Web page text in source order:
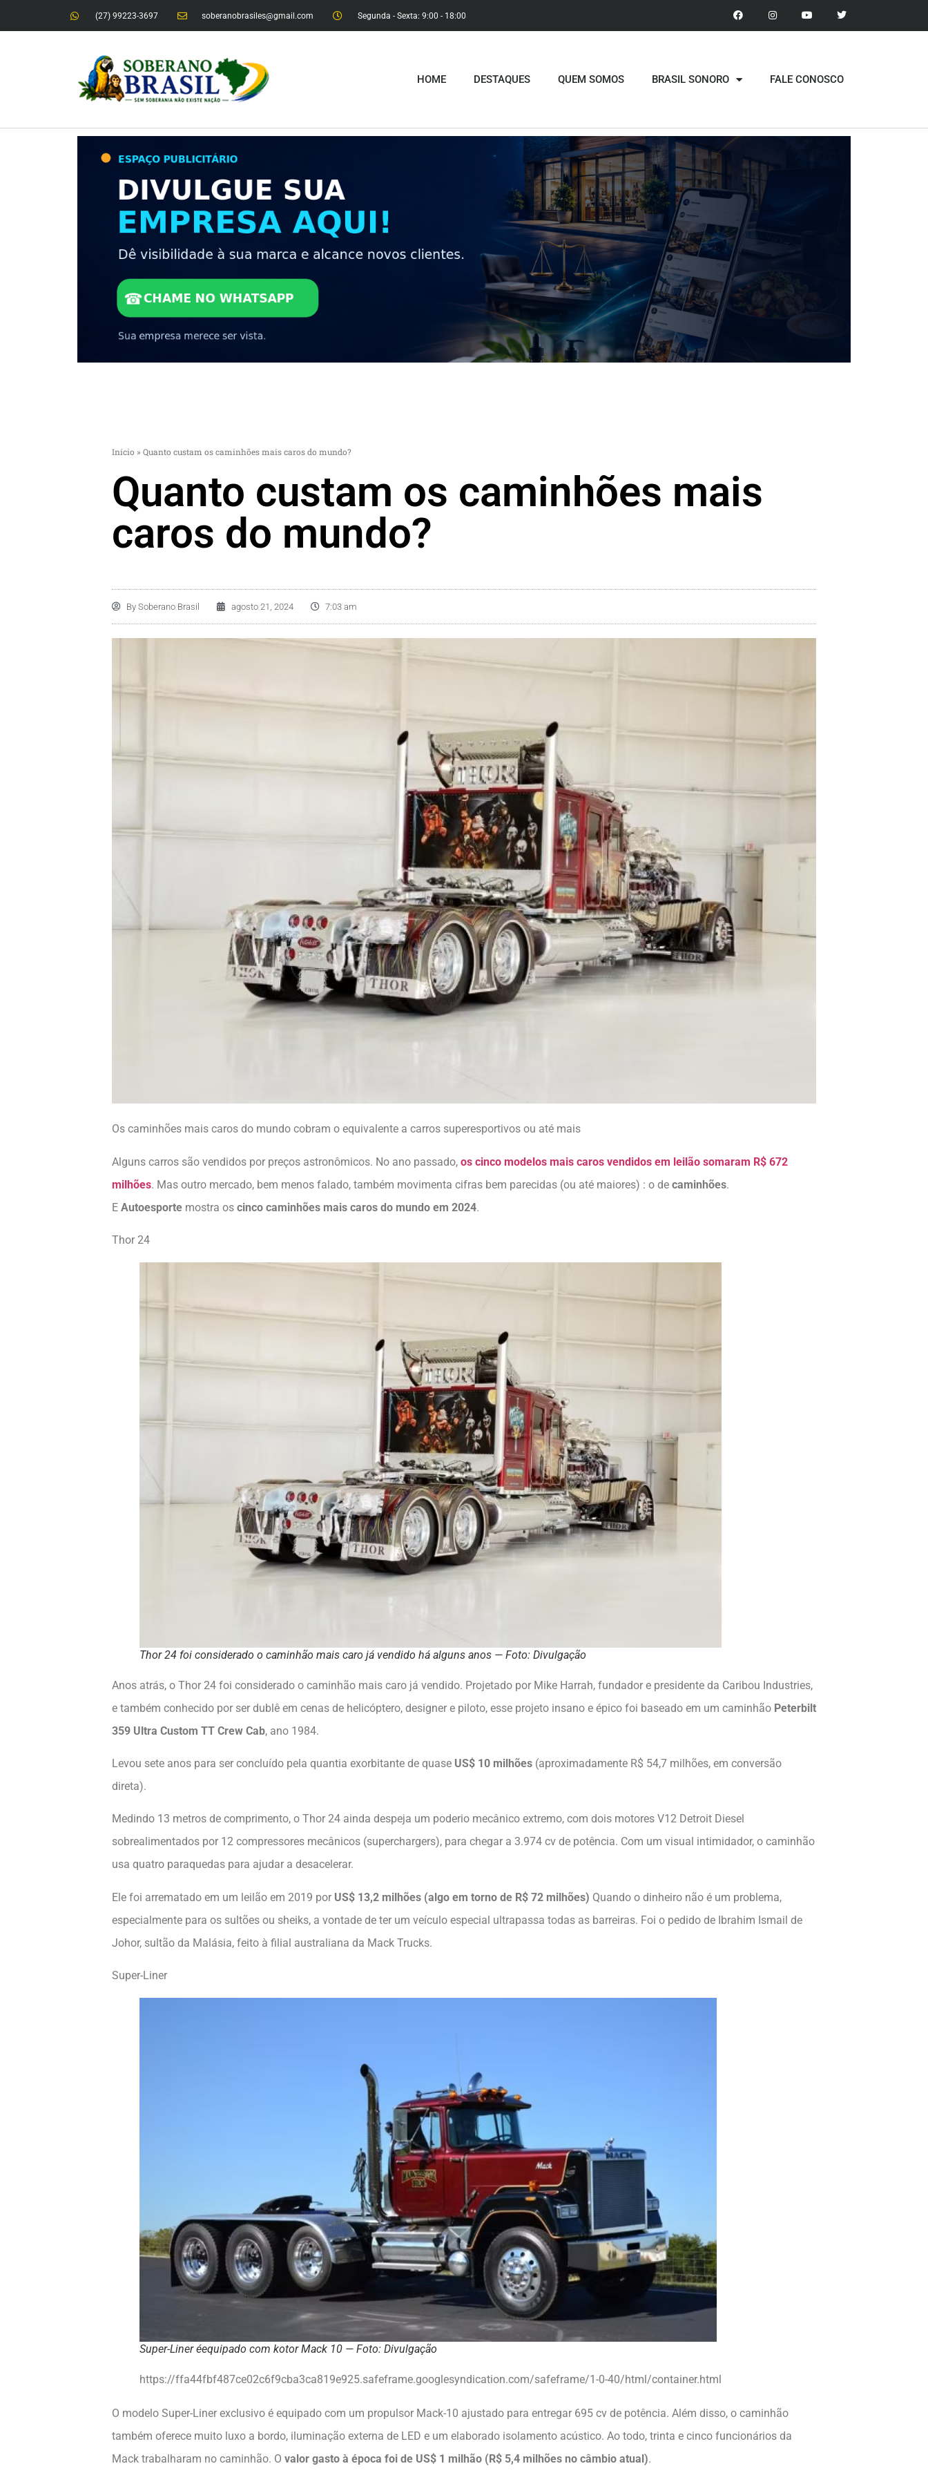
(27) 99223-3697 soberanobrasiles@gmail.com Segunda - Sexta: 9:00 - 18:00​
HOME DESTAQUES QUEM SOMOS BRASIL SONORO FALE CONOSCO
Início » Quanto custam os caminhões mais caros do mundo?
Quanto custam os caminhões mais
caros do mundo?
By Soberano Brasil agosto 21, 2024 7:03 am
Os caminhões mais caros do mundo cobram o equivalente a carros superesportivos ou até mais
Alguns carros são vendidos por preços astronômicos. No ano passado, os cinco modelos mais caros vendidos em leilão somaram R$ 672
milhões. Mas outro mercado, bem menos falado, também movimenta cifras bem parecidas (ou até maiores) : o de caminhões.
E Autoesporte mostra os cinco caminhões mais caros do mundo em 2024.
Thor 24
Thor 24 foi considerado o caminhão mais caro já vendido há alguns anos — Foto: Divulgação
Anos atrás, o Thor 24 foi considerado o caminhão mais caro já vendido. Projetado por Mike Harrah, fundador e presidente da Caribou Industries,
e também conhecido por ser dublê em cenas de helicóptero, designer e piloto, esse projeto insano e épico foi baseado em um caminhão Peterbilt
359 Ultra Custom TT Crew Cab, ano 1984.
Levou sete anos para ser concluído pela quantia exorbitante de quase US$ 10 milhões (aproximadamente R$ 54,7 milhões, em conversão
direta).
Medindo 13 metros de comprimento, o Thor 24 ainda despeja um poderio mecânico extremo, com dois motores V12 Detroit Diesel
sobrealimentados por 12 compressores mecânicos (superchargers), para chegar a 3.974 cv de potência. Com um visual intimidador, o caminhão
usa quatro paraquedas para ajudar a desacelerar.
Ele foi arrematado em um leilão em 2019 por US$ 13,2 milhões (algo em torno de R$ 72 milhões) Quando o dinheiro não é um problema,
especialmente para os sultões ou sheiks, a vontade de ter um veículo especial ultrapassa todas as barreiras. Foi o pedido de Ibrahim Ismail de
Johor, sultão da Malásia, feito à filial australiana da Mack Trucks.
Super-Liner
Super-Liner éequipado com kotor Mack 10 — Foto: Divulgação
https://ffa44fbf487ce02c6f9cba3ca819e925.safeframe.googlesyndication.com/safeframe/1-0-40/html/container.html
O modelo Super-Liner exclusivo é equipado com um propulsor Mack-10 ajustado para entregar 695 cv de potência. Além disso, o caminhão
também oferece muito luxo a bordo, iluminação externa de LED e um elaborado isolamento acústico. Ao todo, trinta e cinco funcionários da
Mack trabalharam no caminhão. O valor gasto à época foi de US$ 1 milhão (R$ 5,4 milhões no câmbio atual).